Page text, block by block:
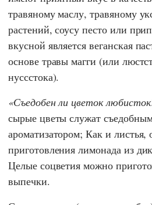
травяному маслу, травяному
растений, соусу песто или
вкусной является веганская
основе травы магги (или
нуссстока).
Съедобен ли цветок
сырые цветы служат
ароматизатором; Как и листья,
приготовления лимонада из
Целые соцветия можно
выпечки.